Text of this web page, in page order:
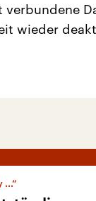
verbundene
wieder
...“